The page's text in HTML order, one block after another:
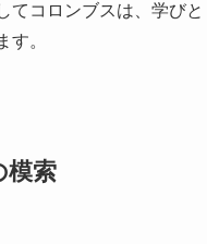
てコロンブスは、学びと
。
模索